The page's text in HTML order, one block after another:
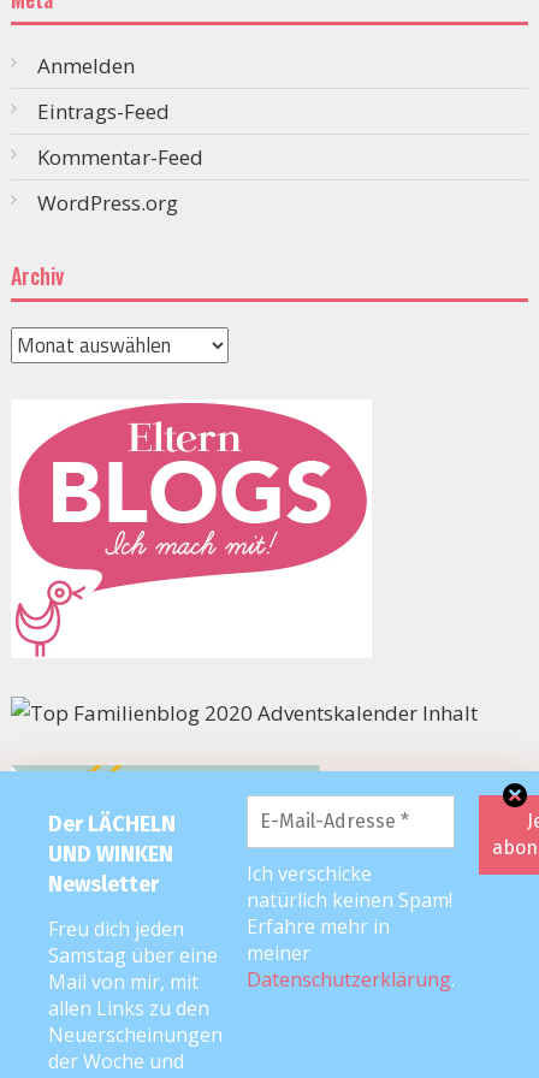
Anmelden
Eintrags-Feed
Kommentar-Feed
WordPress.org
Archiv
Archiv
Der LÄCHELN
UND WINKEN
Newsletter
Freu dich jeden
Samstag über eine
Mail von mir, mit
allen Links zu den
Neuerscheinungen
der Woche und
Ich verschicke
natürlich keinen Spam!
Erfahre mehr in
meiner
Datenschutzerklärung.